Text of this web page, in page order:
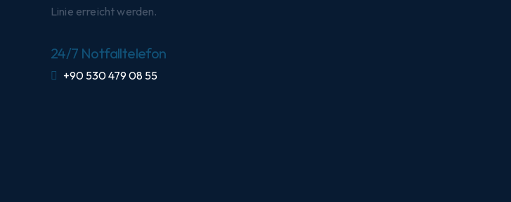
Linie erreicht werden.
24/7 Notfalltelefon
+90 530 479 08 55